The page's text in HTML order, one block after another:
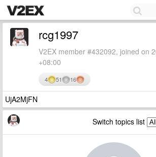
rcg1997
V2EX member #432092, joined on
+08:00
4 51 16
UjA2MjFN
Switch topics list